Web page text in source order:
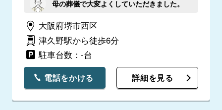
母の葬儀で大変よくしていただきました。
大阪府堺市西区
津久野駅から徒歩6分
駐車台数：-台
電話をかける 詳細を見る